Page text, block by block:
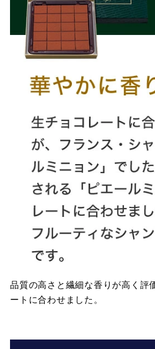
品質の高さと繊細な香りが高く評
ートに合わせました。